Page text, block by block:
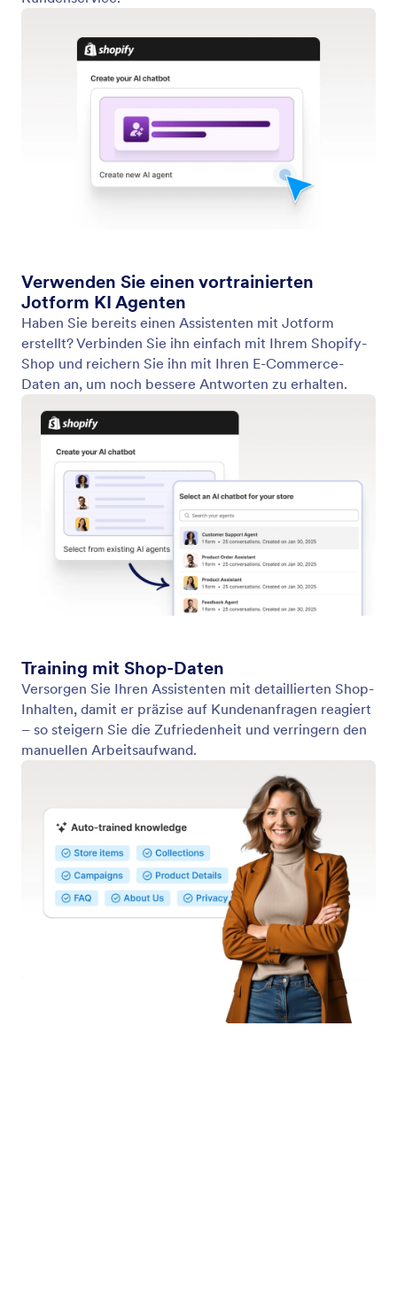
bestimmtes Formular zu erfassen.
Verwenden Sie Vorlagen für Assistenten
Bedürfnisse gestaltet wurden.
Erstellen Sie einen Avatar von sich
Erstellen Sie einen Avatar, der auf Ihnen basiert.
Laden Sie Ihr Foto hoch oder beschreiben Sie sich
selbst, passen Sie den Hintergrund an und nutzen